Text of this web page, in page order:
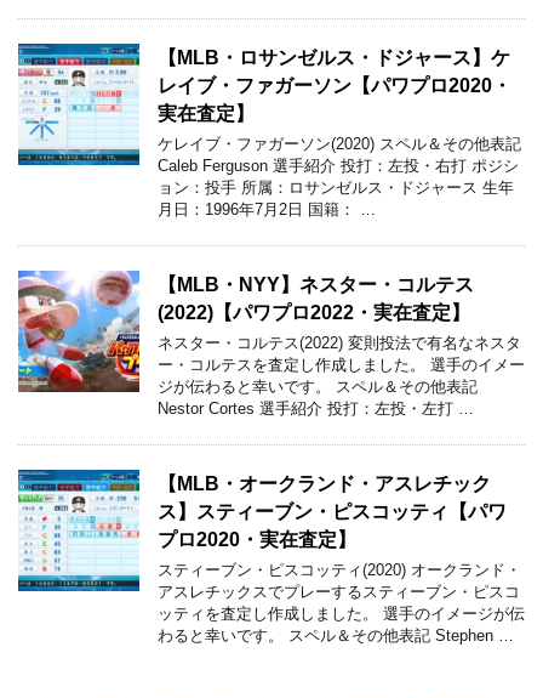
【MLB・ロサンゼルス・ドジャース】ケ
レイブ・ファガーソン【パワプロ2020・
実在査定】
ケレイブ・ファガーソン(2020) スペル＆その他表記
Caleb Ferguson 選手紹介 投打：左投・右打 ポジシ
ョン：投手 所属：ロサンゼルス・ドジャース 生年
月日：1996年7月2日 国籍： …
【MLB・NYY】ネスター・コルテス
(2022)【パワプロ2022・実在査定】
ネスター・コルテス(2022) 変則投法で有名なネスタ
ー・コルテスを査定し作成しました。 選手のイメー
ジが伝わると幸いです。 スペル＆その他表記
Nestor Cortes 選手紹介 投打：左投・左打 …
【MLB・オークランド・アスレチック
ス】スティーブン・ピスコッティ【パワ
プロ2020・実在査定】
スティーブン・ピスコッティ(2020) オークランド・
アスレチックスでプレーするスティーブン・ピスコ
ッティを査定し作成しました。 選手のイメージが伝
わると幸いです。 スペル＆その他表記 Stephen …